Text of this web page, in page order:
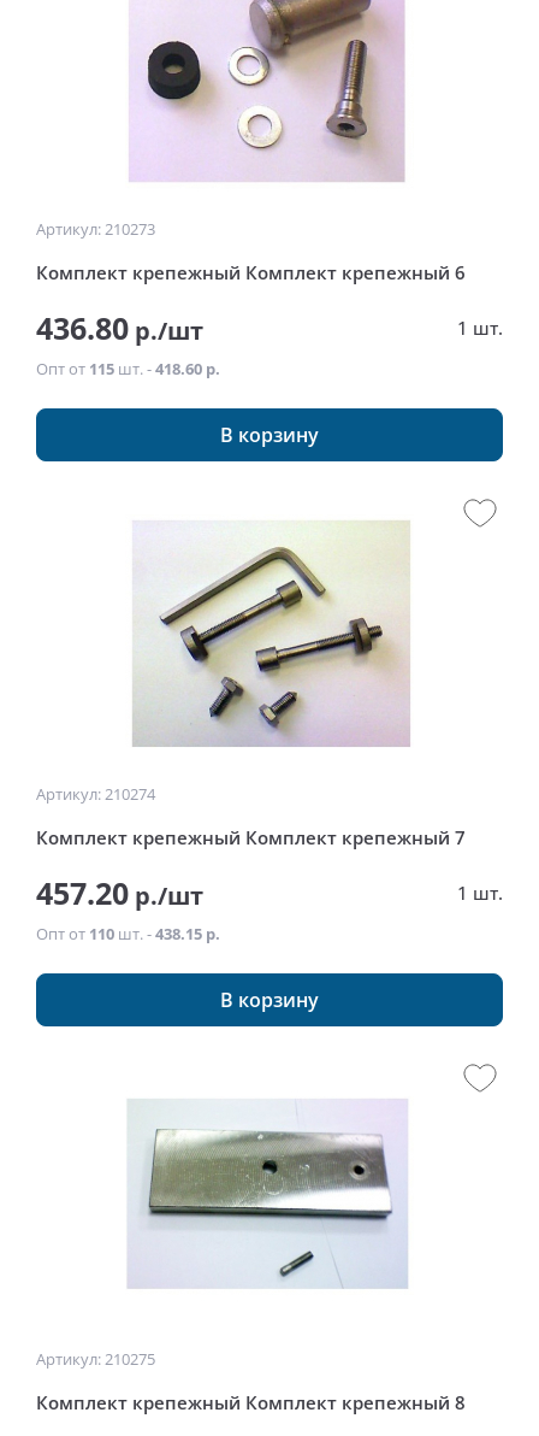
Артикул: 210273
Комплект крепежный Комплект крепежный 6
436.80 р./шт 1 шт.
Опт от 115 шт. -418.60 р.
В корзину
Артикул: 210274
Комплект крепежный Комплект крепежный 7
457.20 р./шт 1 шт.
Опт от 110 шт. -438.15 р.
В корзину
Артикул: 210275
Комплект крепежный Комплект крепежный 8